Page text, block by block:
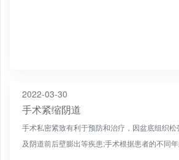
2022-03-30
手术紧缩阴道
手术私密紧致有利于预防和治疗，因盆底组织
及阴道前后壁膨出等疾患;手术根据患者的不同